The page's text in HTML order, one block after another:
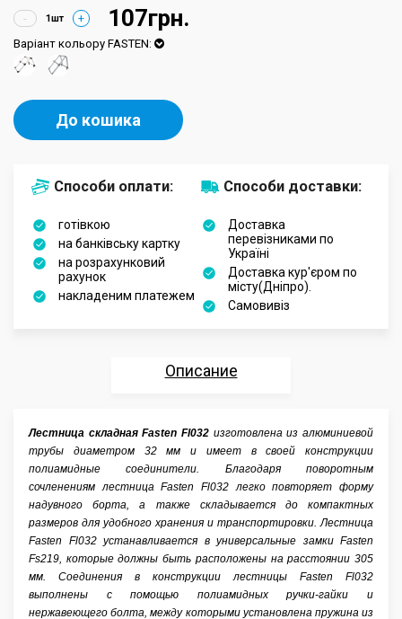
- + 107грн.
Варіант кольору FASTEN:
До кошика
Способи оплати:
готівкою
на банківську картку
на розрахунковий
рахунок
накладеним платежем
Способи доставки:
Доставка
перевізниками по
Україні
Доставка кур'єром по
місту(Дніпро).
Самовивіз
Описание
Отзывы
Аксессуары
Лестница складная Fasten Fl032 изготовлена из алюминиевой
трубы диаметром 32 мм и имеет в своей конструкции
полиамидные соединители. Благодаря поворотным
сочленениям лестница Fasten Fl032 легко повторяет форму
надувного борта, а также складывается до компактных
размеров для удобного хранения и транспортировки. Лестница
Fasten Fl032 устанавливается в универсальные замки Fasten
Fs219, которые должны быть расположены на расстоянии 305
мм. Соединения в конструкции лестницы Fasten Fl032
выполнены с помощью полиамидных ручки-гайки и
нержавеющего болта, между которыми установлена пружина из